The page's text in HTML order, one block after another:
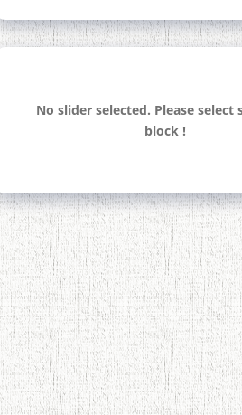
No slider selected. Please select
block !